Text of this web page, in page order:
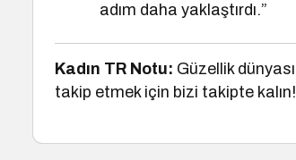
adım daha yaklaştırdı.”
Kadın TR Notu: Güzellik
takip etmek için bizi takipte kalın!